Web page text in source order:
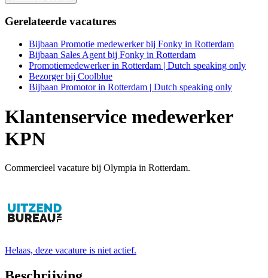
Gerelateerde vacatures
Bijbaan Promotie medewerker bij Fonky in Rotterdam
Bijbaan Sales Agent bij Fonky in Rotterdam
Promotiemedewerker in Rotterdam | Dutch speaking only
Bezorger bij Coolblue
Bijbaan Promotor in Rotterdam | Dutch speaking only
Klantenservice medewerker
KPN
Commercieel vacature bij Olympia in Rotterdam.
Helaas, deze vacature is niet actief.